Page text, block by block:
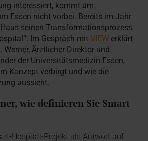
interessiert, kommt am
Essen nicht vorbei. Bereits im Jahr
seinen Transformationsprozess
Im Gespräch mitVIEW erklärt
Werner, Ärztlicher Direktor und
der Universitätsmedizin Essen,
Konzept verbirgt und wie die
aussieht.
wie definieren Sie Smart
Hospital-Projekt als Antwort auf